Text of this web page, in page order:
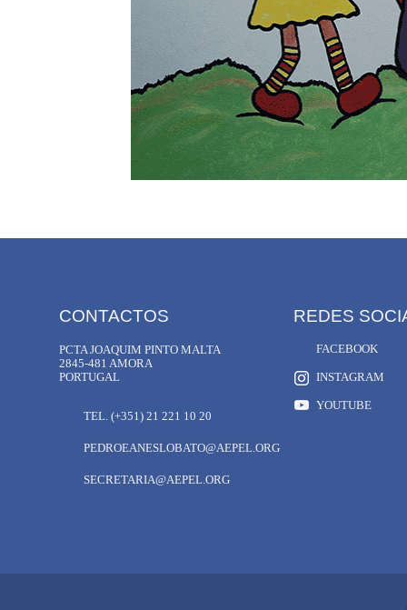
CONTACTOS
PCTA JOAQUIM PINTO MALTA
2845-481 AMORA
PORTUGAL
REDES
INSTAGRAM
PEDROEANESLOBATO@AEPEL.ORG
SECRETARIA@AEPEL.ORG
FACEBOOK
YOUTUBE
TEL. (+351) 21 221 10 20